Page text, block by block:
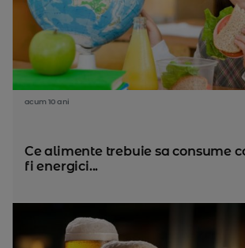
acum 10 ani
Ce alimente trebuie sa consume
fi energici...